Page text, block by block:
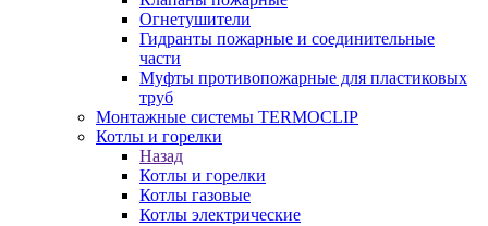
Огнетушители
Гидранты пожарные и соединительные
части
Муфты противопожарные для пластиковых
труб
Монтажные системы TERMOCLIP
Котлы и горелки
Назад
Котлы и горелки
Котлы газовые
Котлы электрические